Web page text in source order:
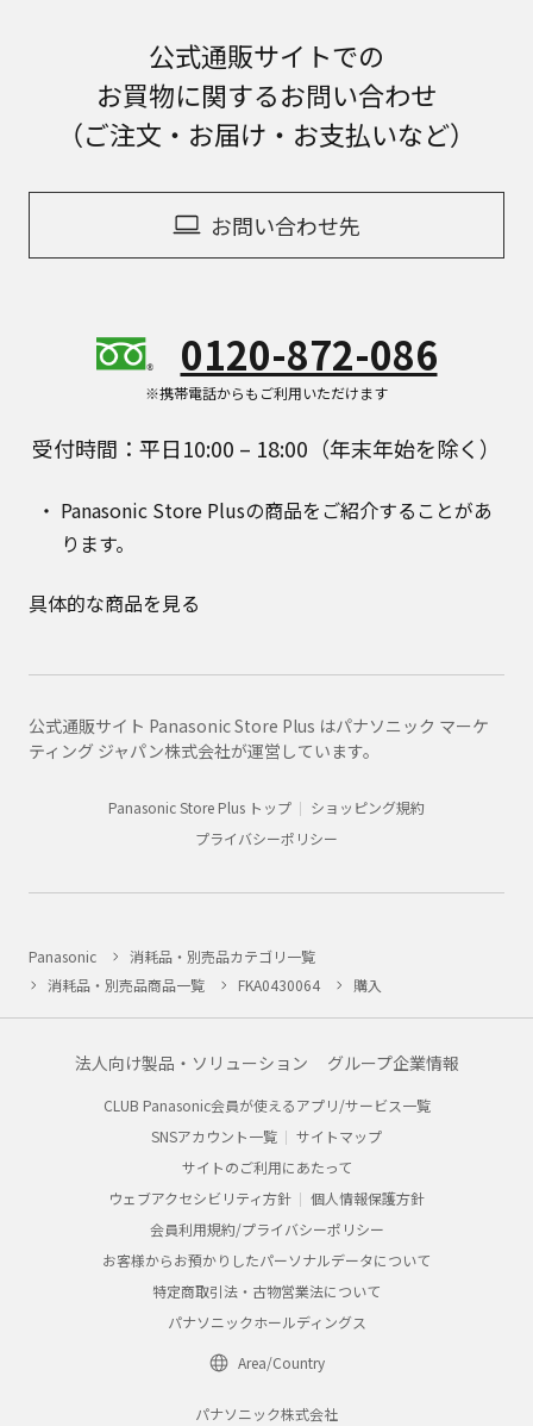
公式通販サイトでの
お買物に関するお問い合わせ
（ご注文・お届け・お支払いなど）
お問い合わせ先
0120-872-086
※携帯電話からもご利用いただけます
受付時間：平日10:00 – 18:00（年末年始を除く）
Panasonic Store Plusの商品をご紹介することがあ
ります。
具体的な商品を見る
公式通販サイト Panasonic Store Plus はパナソニック マーケ
ティング ジャパン株式会社が運営しています。
Panasonic Store Plus トップ
ショッピング規約
プライバシーポリシー
Panasonic
消耗品・別売品カテゴリ一覧
消耗品・別売品商品一覧
FKA0430064 購入
法人向け製品・ソリューション グループ企業情報
CLUB Panasonic会員が使えるアプリ/サービス一覧
SNSアカウント一覧
サイトマップ
サイトのご利用にあたって
ウェブアクセシビリティ方針
個人情報保護方針
会員利用規約/プライバシーポリシー
お客様からお預かりしたパーソナルデータについて
特定商取引法・古物営業法について
パナソニックホールディングス
Area/Country
パナソニック株式会社